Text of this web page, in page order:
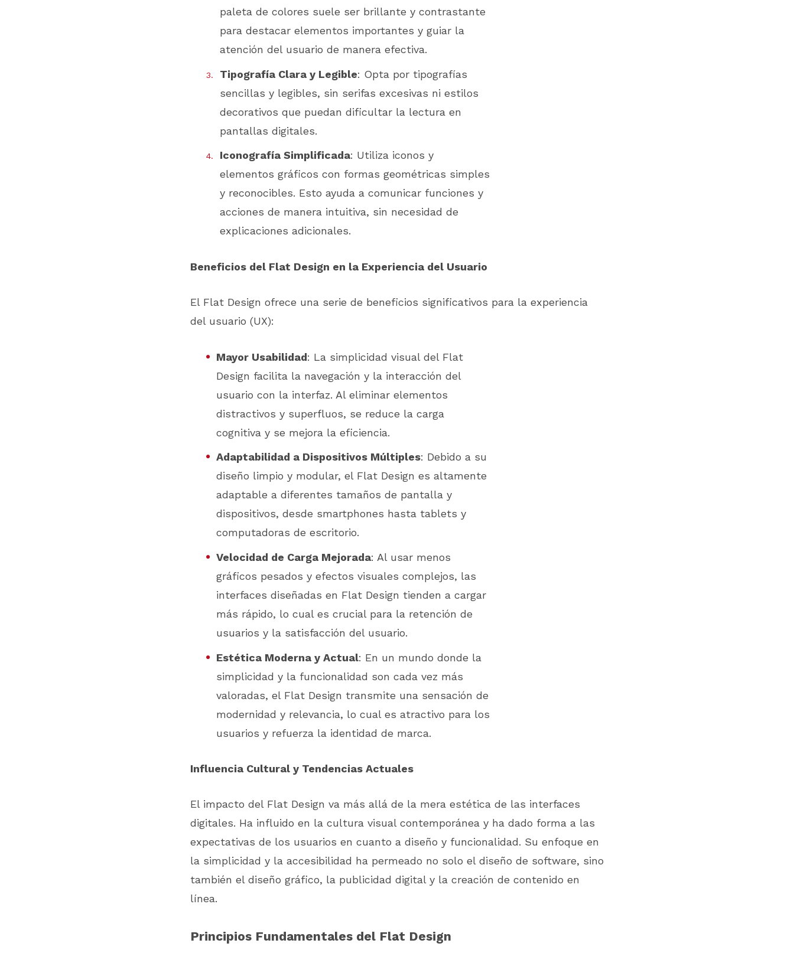
paleta de colores suele ser brillante y contrastante
para destacar elementos importantes y guiar la
atención del usuario de manera efectiva.
Tipografía Clara y Legible: Opta por tipografías
sencillas y legibles, sin serifas excesivas ni estilos
decorativos que puedan dificultar la lectura en
pantallas digitales.
Iconografía Simplificada: Utiliza iconos y
elementos gráficos con formas geométricas simples
y reconocibles. Esto ayuda a comunicar funciones y
acciones de manera intuitiva, sin necesidad de
explicaciones adicionales.
Beneficios del Flat Design en la Experiencia del Usuario
El Flat Design ofrece una serie de beneficios significativos para la experiencia
del usuario (UX):
Mayor Usabilidad: La simplicidad visual del Flat
Design facilita la navegación y la interacción del
usuario con la interfaz. Al eliminar elementos
distractivos y superfluos, se reduce la carga
cognitiva y se mejora la eficiencia.
Adaptabilidad a Dispositivos Múltiples: Debido a su
diseño limpio y modular, el Flat Design es altamente
adaptable a diferentes tamaños de pantalla y
dispositivos, desde smartphones hasta tablets y
computadoras de escritorio.
Velocidad de Carga Mejorada: Al usar menos
gráficos pesados y efectos visuales complejos, las
interfaces diseñadas en Flat Design tienden a cargar
más rápido, lo cual es crucial para la retención de
usuarios y la satisfacción del usuario.
Estética Moderna y Actual: En un mundo donde la
simplicidad y la funcionalidad son cada vez más
valoradas, el Flat Design transmite una sensación de
modernidad y relevancia, lo cual es atractivo para los
usuarios y refuerza la identidad de marca.
Influencia Cultural y Tendencias Actuales
El impacto del Flat Design va más allá de la mera estética de las interfaces
digitales. Ha influido en la cultura visual contemporánea y ha dado forma a las
expectativas de los usuarios en cuanto a diseño y funcionalidad. Su enfoque en
la simplicidad y la accesibilidad ha permeado no solo el diseño de software, sino
también el diseño gráfico, la publicidad digital y la creación de contenido en
línea.
Principios Fundamentales del Flat Design